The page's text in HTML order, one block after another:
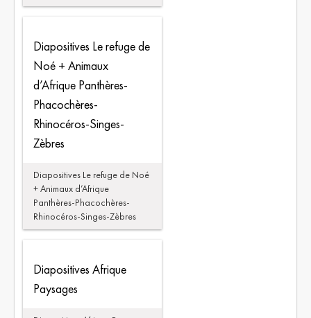
Diapositives Le refuge de
Noé + Animaux
d’Afrique Panthères-
Phacochères-
Rhinocéros-Singes-
Zèbres
Diapositives Le refuge de Noé
+ Animaux d’Afrique
Panthères-Phacochères-
Rhinocéros-Singes-Zèbres
Diapositives Afrique
Paysages